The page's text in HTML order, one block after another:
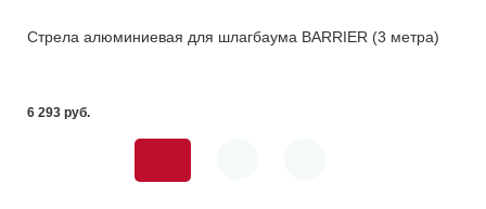
Стрела алюминиевая для шлагбаума BARRIER (3 метра)
6 293 pуб.